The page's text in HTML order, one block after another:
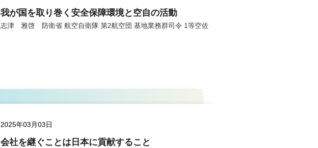
我が国を取り巻く安全保障環境と空自の活動
志津 雅啓 防衛省 航空自衛隊 第2航空団 基地業務群司令 1等空佐
2025年03月03日
会社を継ぐことは日本に貢献すること